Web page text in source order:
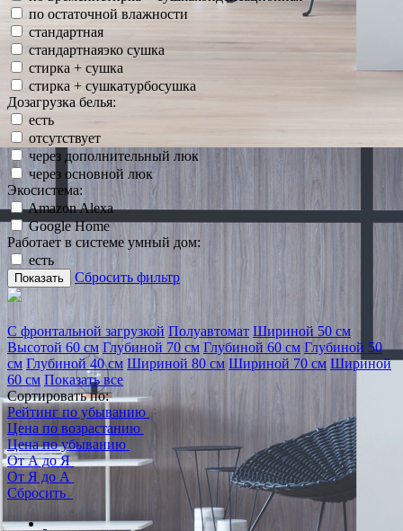
по остаточной влажности
стандартная
стандартнаяэко сушка
стирка + сушка
стирка + сушкатурбосушка
Дозагрузка белья:
есть
отсутствует
через дополнительный люк
через основной люк
Экосистема:
Amazon Alexa
Google Home
Работает в системе умный дом:
есть
Показать Сбросить фильтр
С фронтальной загрузкой Полуавтомат Шириной 50 см
Высотой 60 см Глубиной 70 см Глубиной 60 см Глубиной 50
см Глубиной 40 см Шириной 80 см Шириной 70 см Шириной
60 см Показать все
Сортировать по:
Рейтинг по убыванию
Цена по возрастанию
Цена по убыванию
От А до Я
От Я до А
Сбросить